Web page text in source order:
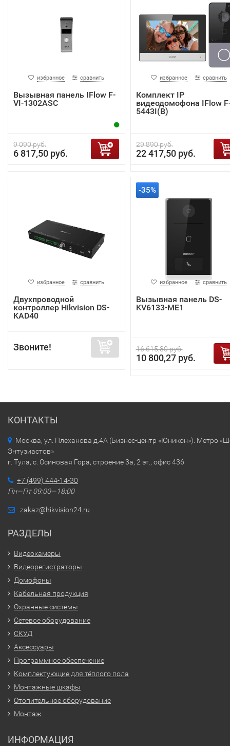
избранное сравнить
Вызывная панель IFlow F-
VI-1302ASC
9 090 руб.
6 817,50 руб.
избранное сравнить
Комплект IP
видеодомофона IFlow
5443I(B)
29 890 руб.
22 417,50 руб.
избранное сравнить
Двухпроводной
контроллер Hikvision DS-
KAD40
Звоните!
-35%
избранное сравнить
Вызывная панель DS-
KV6133-ME1
16 615,80 руб.
10 800,27 руб.
КОНТАКТЫ
Москва, ул. Плеханова д.4А (Бизнес-центр «Юникон»). Метро
Энтузиастов»
г. Тула, с. Осиновая Гора, строение 3а, 2 эт., офис 436
+7 (499) 444-14-30
Пн—Пт 09:00—18:00
zakaz@hikvision24.ru
РАЗДЕЛЫ
Видеокамеры
Видеорегистраторы
Домофоны
Кабельная продукция
Охранные системы
Сетевое оборудование
СКУД
Аксессуары
Программное обеспечение
Комплектующие для тёплого пола
Монтажные шкафы
Отопительное оборудование
Монтаж
ИНФОРМАЦИЯ